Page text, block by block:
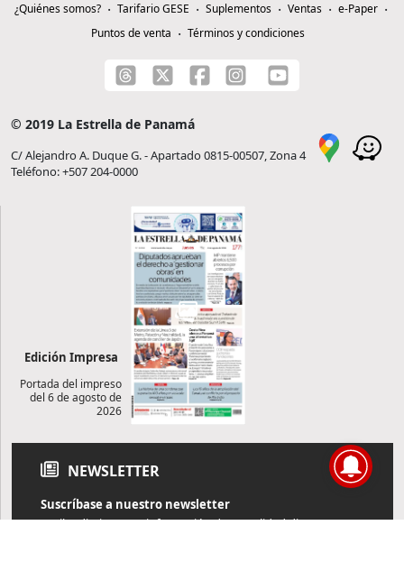
¿Quiénes somos? Tarifario GESE Suplementos Ventas
e-Paper
Puntos de venta
Términos y condiciones
© 2019 La Estrella de Panamá
C/ Alejandro A. Duque G. - Apartado 0815-00507, Zona 4
Teléfono: +507 204-0000
Edición Impresa
Portada del impreso
del 6 de agosto de
2026
NEWSLETTER
Suscríbase a nuestro newsletter
Reciba diariamente información de actualidad directamente en